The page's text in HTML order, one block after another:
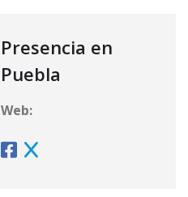
Presencia en
Puebla
Web: